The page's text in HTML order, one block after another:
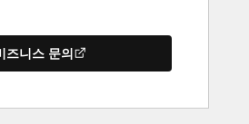
즈니스 문의